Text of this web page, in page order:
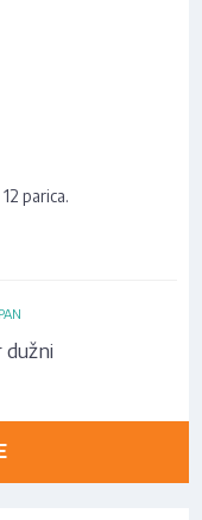
parica.
dužni